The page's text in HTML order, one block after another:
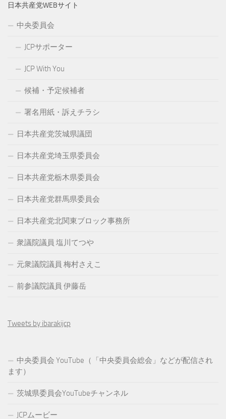
日本共産党WEBサイト
中央委員会
JCPサポーター
JCP With You
候補・予定候補者
署名用紙・訴えチラシ
日本共産党茨城県議団
日本共産党埼玉県委員会
日本共産党栃木県委員会
日本共産党群馬県委員会
日本共産党北関東ブロック事務所
衆議院議員 塩川てつや
元衆議院議員 梅村さえこ
前参議院議員 伊藤岳
Tweets by ibarakijcp
中央委員会 YouTube（「中央委員会総会」などが配信され
ます）
茨城県委員会YouTubeチャンネル
JCPムービー